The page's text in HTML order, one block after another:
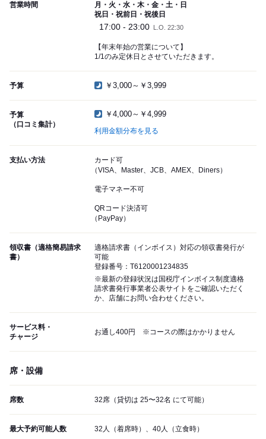
営業時間
月・火・水・木・金・土・日
祝日・祝前日・祝後日
17:00 - 23:00 L.O. 22:30
【年末年始の営業について】
1/1のみ定休日とさせていただきます。
予算 ￥3,000～￥3,999
予算
（口コミ集計）
￥4,000～￥4,999
利用金額分布を見る
支払い方法
カード可
（VISA、Master、JCB、AMEX、Diners）
電子マネー不可
QRコード決済可
（PayPay）
領収書（適格簡易請求
書）
適格請求書（インボイス）対応の領収書発行が
可能
登録番号：T6120001234835
※最新の登録状況は国税庁インボイス制度適格
請求書発行事業者公表サイトをご確認いただく
か、店舗にお問い合わせください。
サービス料・
チャージ
お通し400円 ※コースの際はかかりません
席・設備
席数 32席（貸切は 25〜32名 にて可能）
最大予約可能人数 32人（着席時）、40人（立食時）